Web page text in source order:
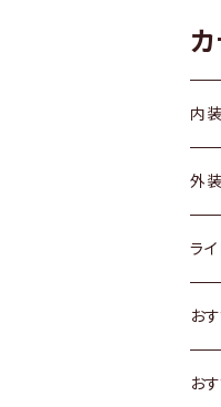
内
ト
ホン
ス
日
外
トヨ
ホ
ス
ライ
ト
ス
お
ト
お